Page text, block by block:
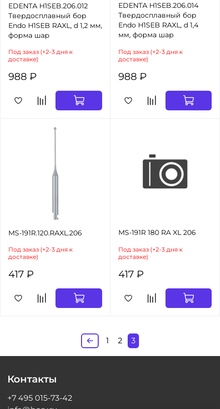
EDENTA H1SEB.206.012
Твердосплавный бор
Endo H1SEB RAXL, d 1,2 мм,
форма шар
Под заказ (+2-3 дня к
доставке)
988 ₽
EDENTA H1SEB.206.014
Твердосплавный бор
Endo H1SEB RAXL, d 1,4
мм, форма шар
Под заказ (+2-3 дня к
доставке)
988 ₽
MS-191R.120.RAXL.206
Под заказ (+2-3 дня к
доставке)
417 ₽
MS-191R 180 RA XL 206
Под заказ (+2-3 дня к
доставке)
417 ₽
1 2 3
Контакты
+7 495 015-73-42